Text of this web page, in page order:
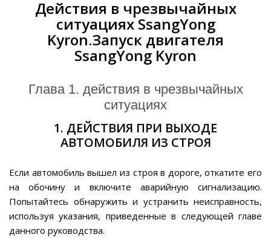
Действия в чрезвычайных
ситуациях SsangYong
Kyron.Запуск двигателя
SsangYong Kyron
глава 1. действия в чрезвычайных
ситуациях
1. ДЕЙСТВИЯ ПРИ ВЫХОДЕ
АВТОМОБИЛЯ ИЗ СТРОЯ
Если автомобиль вышел из строя в дороге, откатите его
на обочину и включите аварийную сигнализацию.
Попытайтесь обнаружить и устранить неисправность,
используя указания, приведенные в следующей главе
данного руководства.